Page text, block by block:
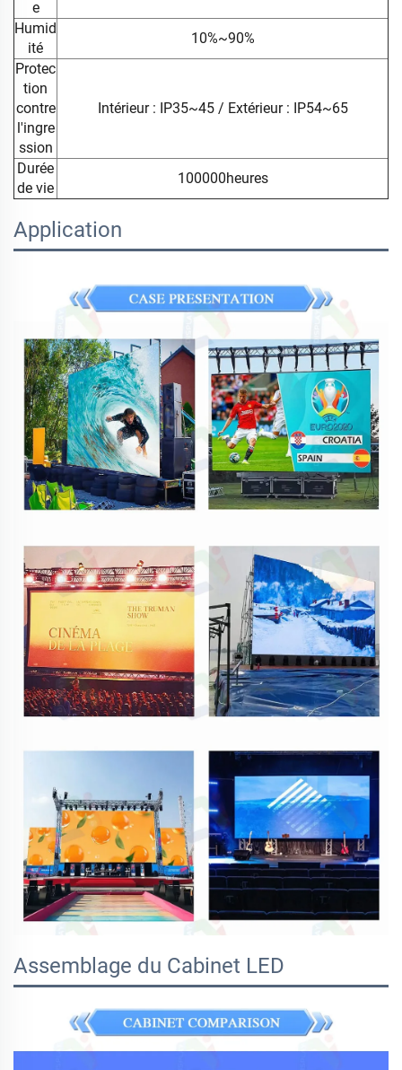
e
Humid
ité
10%~90%
Protec
tion
contre
l'ingre
ssion
Intérieur : IP35~45 / Extérieur : IP54~65
Durée
de vie
100000heures
Application
Assemblage du Cabinet LED